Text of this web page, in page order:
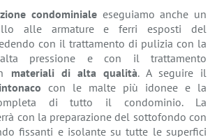
condominiale eseguiamo anche un
alle armature e ferri esposti del
con il trattamento di pulizia con la
pressione e con il trattamento
materiali di alta qualità. A seguire il
con le malte più idonee e la
di tutto il condominio. La
con la preparazione del sottofondo con
fissanti e isolante su tutte le superfici